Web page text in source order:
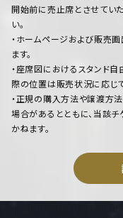
開始前に売止席とさせてい
い。
・ホームページおよび販売
ます。
・座席図におけるスタンド
際の位置は販売状況に応じ
・正規の購入方法や譲渡方
場合があるとともに、当該
かねます。